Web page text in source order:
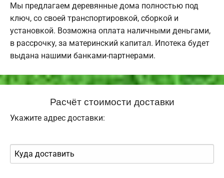
Мы предлагаем деревянные дома полностью под
ключ, со своей транспортировкой, сборкой и
установкой. Возможна оплата наличными деньгами,
в рассрочку, за материнский капитал. Ипотека будет
выдана нашими банками-партнерами.
Расчёт стоимости доставки
Укажите адрес доставки: